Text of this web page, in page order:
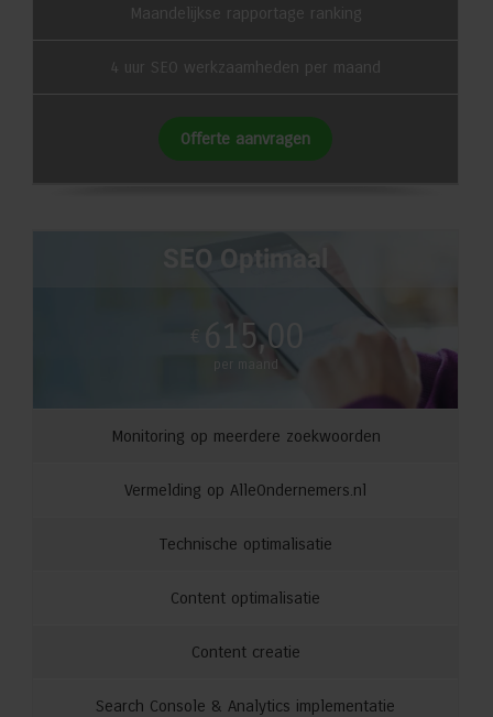
Maandelijkse rapportage ranking
4 uur SEO werkzaamheden per maand
Offerte aanvragen
SEO Optimaal
€ 615,00
per maand
Monitoring op meerdere zoekwoorden
Vermelding op AlleOndernemers.nl
Technische optimalisatie
Content optimalisatie
Content creatie
Search Console & Analytics implementatie